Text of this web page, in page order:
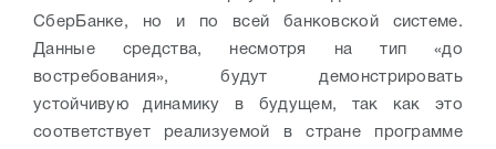
СберБанке, но и по всей банковской системе.
Данные средства, несмотря на тип «до
востребования», будут демонстрировать
устойчивую динамику в будущем, так как это
соответствует реализуемой в стране программе